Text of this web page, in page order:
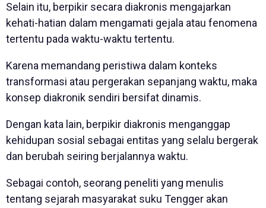
Selain itu, berpikir secara diakronis mengajarkan
kehati-hatian dalam mengamati gejala atau fenomena
tertentu pada waktu-waktu tertentu.
Karena memandang peristiwa dalam konteks
transformasi atau pergerakan sepanjang waktu, maka
konsep diakronik sendiri bersifat dinamis.
Dengan kata lain, berpikir diakronis menganggap
kehidupan sosial sebagai entitas yang selalu bergerak
dan berubah seiring berjalannya waktu.
Sebagai contoh, seorang peneliti yang menulis
tentang sejarah masyarakat suku Tengger akan